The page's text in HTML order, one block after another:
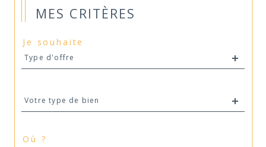
MES CRITÈRES
Je souhaite
Type
d'offre
Type d'offre
d'offre
Votre type de bien
Où ?